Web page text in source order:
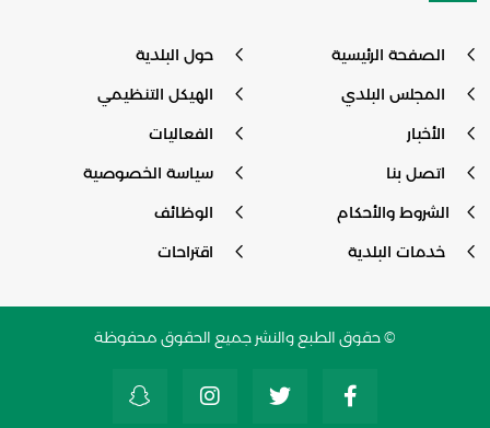
الصفحة الرئيسية
حول البلدية
المجلس البلدي
الهيكل التنظيمي
الأخبار
الفعاليات
اتصل بنا
سياسة الخصوصية
الشروط والأحكام
الوظائف
خدمات البلدية
اقتراحات
© حقوق الطبع والنشر جميع الحقوق محفوظة